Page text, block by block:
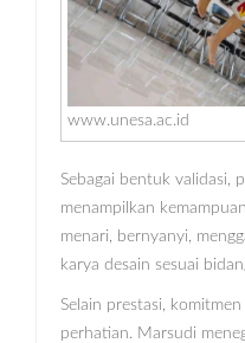
www.unesa.ac.id
Sebagai bentuk validasi,
menampilkan
menari, bernyanyi,
karya desain sesuai
Selain prestasi,
perhatian. Marsudi